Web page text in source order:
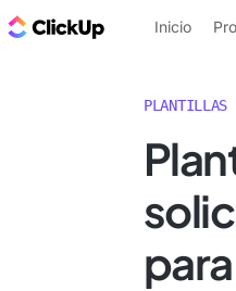
ClickUp Blog
Inicio
PLANTILLAS